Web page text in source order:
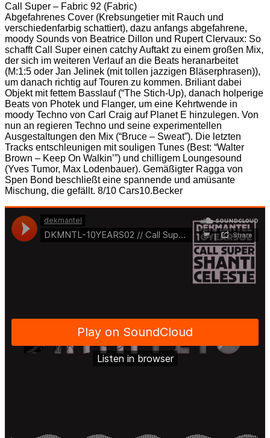
Call Super – Fabric 92 (Fabric)
Abgefahrenes Cover (Krebsungetier mit Rauch und
verschiedenfarbig schattiert), dazu anfangs abgefahrene,
moody Sounds von Beatrice Dillon und Rupert Clervaux: So
schafft Call Super einen catchy Auftakt zu einem großen Mix,
der sich im weiteren Verlauf an die Beats heranarbeitet
(M:1:5 oder Jan Jelinek (mit tollen jazzigen Bläserphrasen)),
um danach richtig auf Touren zu kommen. Briliant dabei
Objekt mit fettem Basslauf (“The Stich-Up), danach holperige
Beats von Photek und Flanger, um eine Kehrtwende in
moody Techno von Carl Craig auf Planet E hinzulegen. Von
nun an regieren Techno und seine experimentellen
Ausgestaltungen den Mix (“Bruce – Sweat”). Die letzten
Tracks entschleunigen mit souligen Tunes (Best: “Walter
Brown – Keep On Walkin’”) und chilligem Loungesound
(Yves Tumor, Max Lodenbauer). Gemäßigter Ragga von
Spen Bond beschließt eine spannende und amüsante
Mischung, die gefällt. 8/10 Cars10.Becker